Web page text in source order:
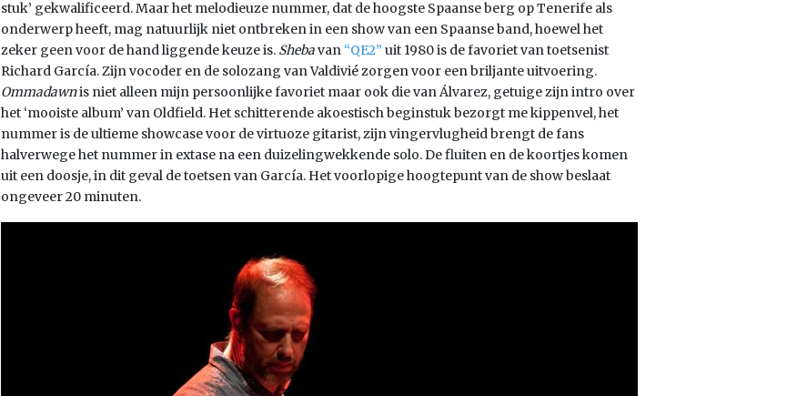
stuk’ gekwalificeerd. Maar het melodieuze nummer, dat de hoogste Spaanse berg op Tenerife als
onderwerp heeft, mag natuurlijk niet ontbreken in een show van een Spaanse band, hoewel het
zeker geen voor de hand liggende keuze is. Shebavan “QE2” uit 1980 is de favoriet van toetsenist
Richard García. Zijn vocoder en de solozang van Valdivié zorgen voor een briljante uitvoering.
Ommadawnis niet alleen mijn persoonlijke favoriet maar ook die van Álvarez, getuige zijn intro over
het ‘mooiste album’ van Oldfield. Het schitterende akoestisch beginstuk bezorgt me kippenvel, het
nummer is de ultieme showcase voor de virtuoze gitarist, zijn vingervlugheid brengt de fans
halverwege het nummer in extase na een duizelingwekkende solo. De fluiten en de koortjes komen
uit een doosje, in dit geval de toetsen van García. Het voorlopige hoogtepunt van de show beslaat
ongeveer 20 minuten.